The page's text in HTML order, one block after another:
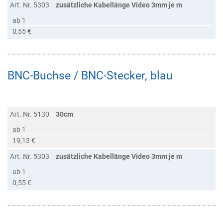
Art. Nr. 5303
zusätzliche Kabellänge Video 3mm je m
ab 1
0,55 €
BNC-Buchse / BNC-Stecker, blau
Art. Nr. 5130
30cm
ab 1
19,13 €
Art. Nr. 5303
zusätzliche Kabellänge Video 3mm je m
ab 1
0,55 €